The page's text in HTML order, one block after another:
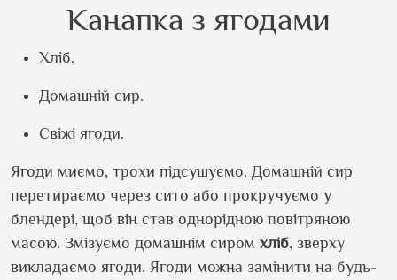
Канапка з ягодами
Хліб.
Домашній сир.
Свіжі ягоди.
Ягоди миємо, трохи підсушуємо. Домашній сир
перетираємо через сито або прокручуємо у
блендері, щоб він став однорідною повітряною
масою. Змізуємо домашнім сиром хліб, зверху
викладаємо ягоди. Ягоди можна замінити на будь-